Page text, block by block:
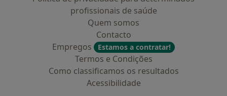
profissionais de saúde
Quem somos
Contacto
Empregos
Estamos a contratar!
Termos e Condições
Como classificamos os resultados
Acessibilidade